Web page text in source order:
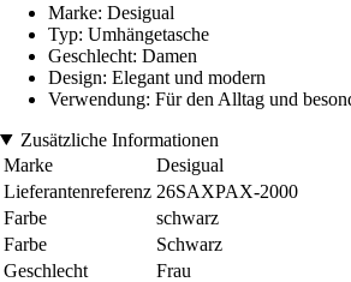
Marke: Desigual
Typ: Umhängetasche
Geschlecht: Damen
Design: Elegant und modern
Verwendung: Für den Alltag und
Zusätzliche Informationen
Marke
Desigual
Lieferantenreferenz 26SAXPAX-2000
Farbe
schwarz
Farbe
Schwarz
Geschlecht
Frau